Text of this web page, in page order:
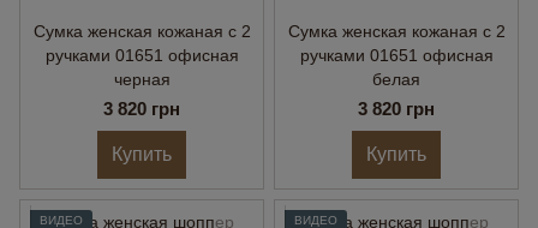
Сумка женская кожаная с 2
ручками 01651 офисная
черная
3 820 грн
Купить
Сумка женская кожаная с 2
ручками 01651 офисная
белая
3 820 грн
Купить
ВИДЕО
ВИДЕО